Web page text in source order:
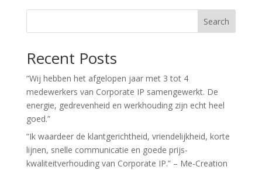
Search
Recent Posts
“Wij hebben het afgelopen jaar met 3 tot 4
medewerkers van Corporate IP samengewerkt. De
energie, gedrevenheid en werkhouding zijn echt heel
goed.”
“Ik waardeer de klantgerichtheid, vriendelijkheid, korte
lijnen, snelle communicatie en goede prijs-
kwaliteitverhouding van Corporate IP.” – Me-Creation